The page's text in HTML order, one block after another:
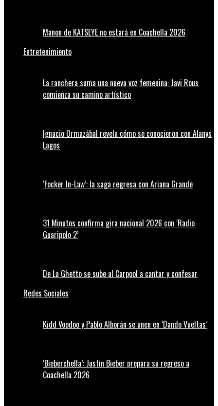
Manon de KATSEYE no estará en Coachella 2026
Entretenimiento
La ranchera suma una nueva voz femenina: Javi Rous
comienza su camino artístico
Ignacio Ormazábal revela cómo se conocieron con Alanys
Lagos
‘Focker In-Law’: la saga regresa con Ariana Grande
31 Minutos confirma gira nacional 2026 con ‘Radio
Guaripolo 2’
De La Ghetto se sube al Carpool a cantar y confesar
Redes Sociales
Kidd Voodoo y Pablo Alborán se unen en ‘Dando Vueltas’
‘Bieberchella’: Justin Bieber prepara su regreso a
Coachella 2026